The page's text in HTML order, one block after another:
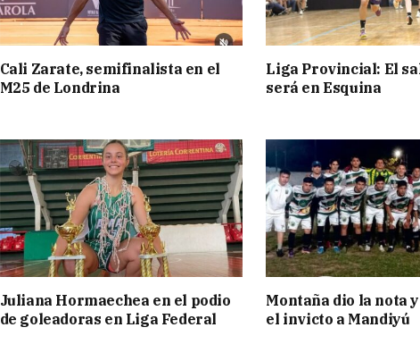
Cali Zarate, semifinalista en el
M25 de Londrina
Liga Provincial: El
será en Esquina
Juliana Hormaechea en el podio
de goleadoras en Liga Federal
Montaña dio la nota
el invicto a Mandiyú